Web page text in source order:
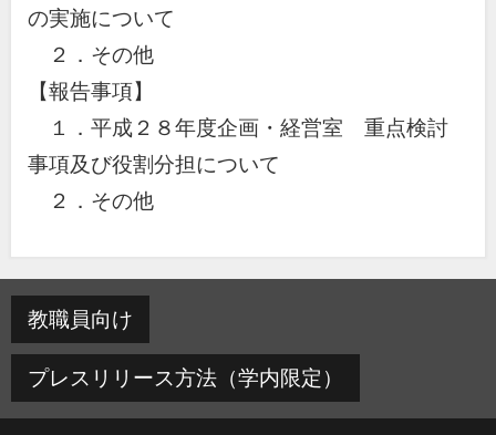
の実施について
２．その他
【報告事項】
１．平成２８年度企画・経営室 重点検討
事項及び役割分担について
２．その他
教職員向け
プレスリリース方法（学内限定）